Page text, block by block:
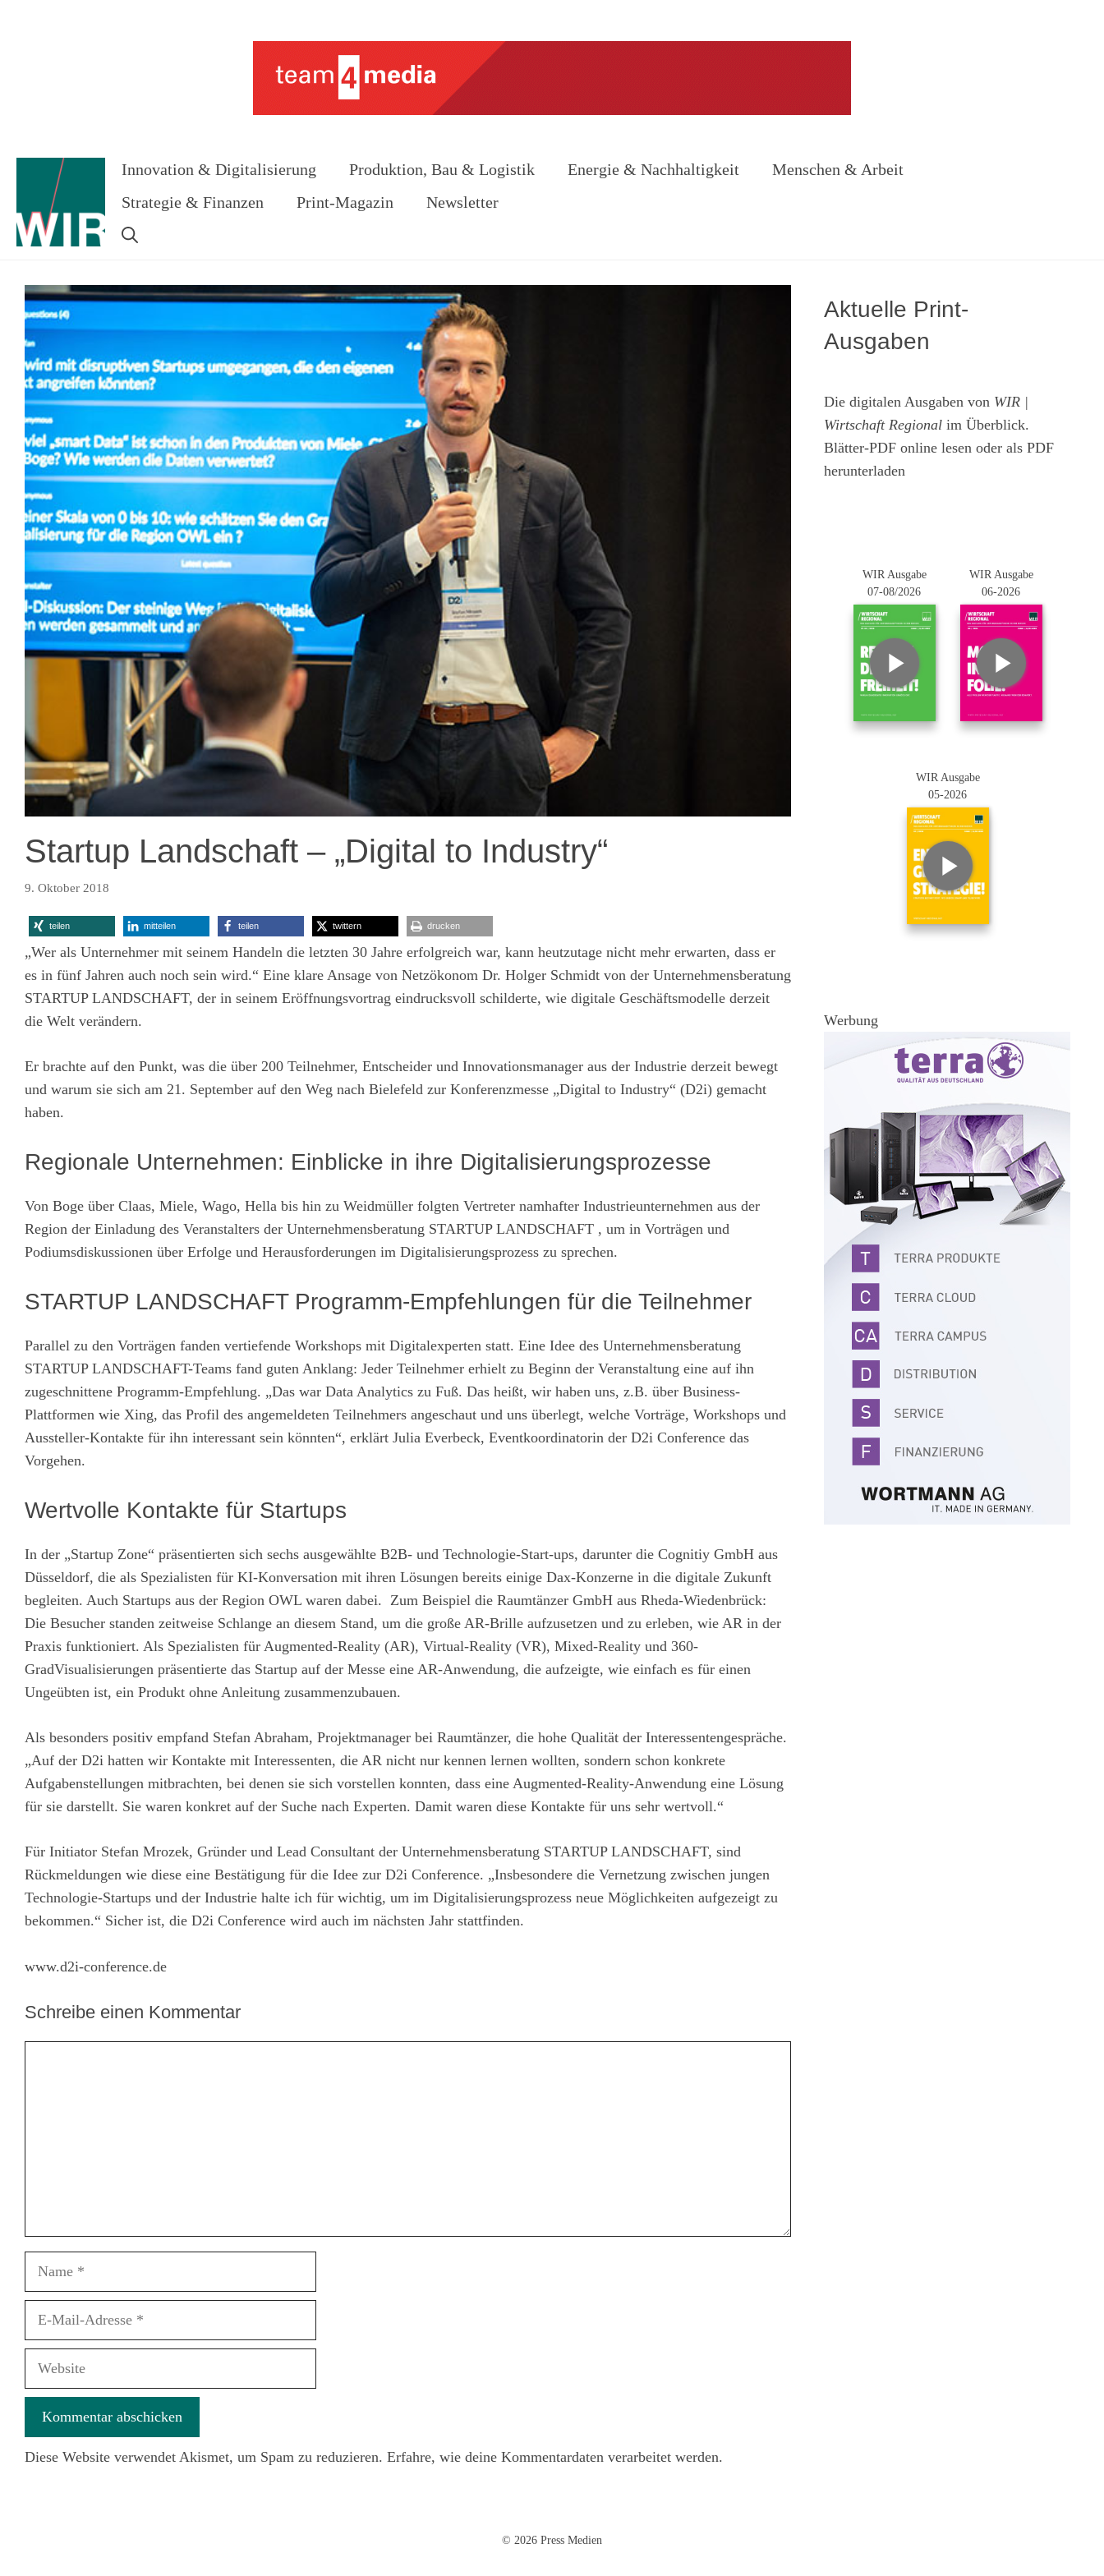
Innovation & Digitalisierung Produktion, Bau & Logistik Energie & Nachhaltigkeit
Menschen & Arbeit
Strategie & Finanzen
Print-Magazin Newsletter
Startup Landschaft – „Digital to Industry“
9. Oktober 2018
teilen mitteilen teilen twittern drucken
„Wer als Unternehmer mit seinem Handeln die letzten 30 Jahre erfolgreich war, kann heutzutage nicht mehr erwarten, dass er
es in fünf Jahren auch noch sein wird.“ Eine klare Ansage von Netzökonom Dr. Holger Schmidt von der Unternehmensberatung
STARTUP LANDSCHAFT, der in seinem Eröffnungsvortrag eindrucksvoll schilderte, wie digitale Geschäftsmodelle derzeit
die Welt verändern.
Er brachte auf den Punkt, was die über 200 Teilnehmer, Entscheider und Innovationsmanager aus der Industrie derzeit bewegt
und warum sie sich am 21. September auf den Weg nach Bielefeld zur Konferenzmesse „Digital to Industry“ (D2i) gemacht
haben.
Regionale Unternehmen: Einblicke in ihre Digitalisierungsprozesse
Von Boge über Claas, Miele, Wago, Hella bis hin zu Weidmüller folgten Vertreter namhafter Industrieunternehmen aus der
Region der Einladung des Veranstalters der Unternehmensberatung STARTUP LANDSCHAFT , um in Vorträgen und
Podiumsdiskussionen über Erfolge und Herausforderungen im Digitalisierungsprozess zu sprechen.
STARTUP LANDSCHAFT Programm-Empfehlungen für die Teilnehmer
Parallel zu den Vorträgen fanden vertiefende Workshops mit Digitalexperten statt. Eine Idee des Unternehmensberatung
STARTUP LANDSCHAFT-Teams fand guten Anklang: Jeder Teilnehmer erhielt zu Beginn der Veranstaltung eine auf ihn
zugeschnittene Programm-Empfehlung. „Das war Data Analytics zu Fuß. Das heißt, wir haben uns, z.B. über Business-
Plattformen wie Xing, das Profil des angemeldeten Teilnehmers angeschaut und uns überlegt, welche Vorträge, Workshops und
Aussteller-Kontakte für ihn interessant sein könnten“, erklärt Julia Everbeck, Eventkoordinatorin der D2i Conference das
Vorgehen.
Wertvolle Kontakte für Startups
In der „Startup Zone“ präsentierten sich sechs ausgewählte B2B- und Technologie-Start-ups, darunter die Cognitiy GmbH aus
Düsseldorf, die als Spezialisten für KI-Konversation mit ihren Lösungen bereits einige Dax-Konzerne in die digitale Zukunft
begleiten. Auch Startups aus der Region OWL waren dabei. Zum Beispiel die Raumtänzer GmbH aus Rheda-Wiedenbrück:
Die Besucher standen zeitweise Schlange an diesem Stand, um die große AR-Brille aufzusetzen und zu erleben, wie AR in der
Praxis funktioniert. Als Spezialisten für Augmented-Reality (AR), Virtual-Reality (VR), Mixed-Reality und 360-
GradVisualisierungen präsentierte das Startup auf der Messe eine AR-Anwendung, die aufzeigte, wie einfach es für einen
Ungeübten ist, ein Produkt ohne Anleitung zusammenzubauen.
Als besonders positiv empfand Stefan Abraham, Projektmanager bei Raumtänzer, die hohe Qualität der Interessentengespräche.
„Auf der D2i hatten wir Kontakte mit Interessenten, die AR nicht nur kennen lernen wollten, sondern schon konkrete
Aufgabenstellungen mitbrachten, bei denen sie sich vorstellen konnten, dass eine Augmented-Reality-Anwendung eine Lösung
für sie darstellt. Sie waren konkret auf der Suche nach Experten. Damit waren diese Kontakte für uns sehr wertvoll.“
Für Initiator Stefan Mrozek, Gründer und Lead Consultant der Unternehmensberatung STARTUP LANDSCHAFT, sind
Rückmeldungen wie diese eine Bestätigung für die Idee zur D2i Conference. „Insbesondere die Vernetzung zwischen jungen
Technologie-Startups und der Industrie halte ich für wichtig, um im Digitalisierungsprozess neue Möglichkeiten aufgezeigt zu
bekommen.“ Sicher ist, die D2i Conference wird auch im nächsten Jahr stattfinden.
www.d2i-conference.de
Schreibe einen Kommentar
Diese Website verwendet Akismet, um Spam zu reduzieren. Erfahre, wie deine Kommentardaten verarbeitet werden.
Aktuelle Print-
Ausgaben
Die digitalen Ausgaben von WIR |
Wirtschaft Regional im Überblick.
Blätter-PDF online lesen oder als PDF
herunterladen
WIR Ausgabe
07-08/2026
WIR Ausgabe
06-2026
WIR Ausgabe
05-2026
Werbung
© 2026 Press Medien